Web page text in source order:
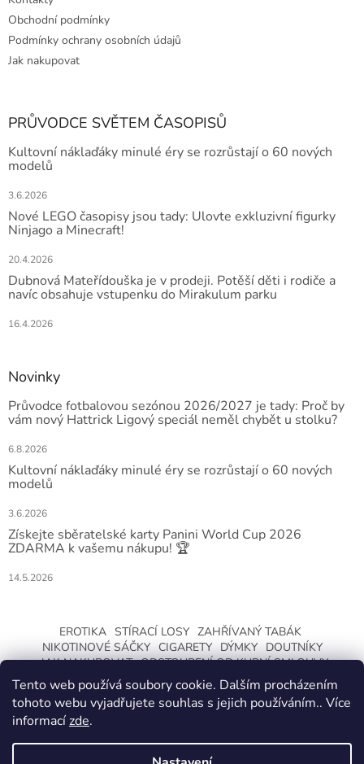
Tento web používá soubory cookie. Dalším procházením
tohoto webu vyjadřujete souhlas s jejich používáním.. Více
informacízde.
Obchodní podmínky
Podmínky ochrany osobních údajů
Jak nakupovat
PRŮVODCE SVĚTEM ČASOPISŮ
Kultovní náklaďáky minulé éry se rozrůstají o 60 nových
modelů
3.6.2026
Nové LEGO časopisy jsou tady: Ulovte exkluzivní figurky
Ninjago a Minecraft!
20.4.2026
Dubnová Mateřídouška je v prodeji. Potěší děti i rodiče a
navíc obsahuje vstupenku do Mirakulum parku
16.4.2026
Novinky
Průvodce fotbalovou sezónou 2026/2027 je tady: Proč by
vám nový Hattrick Ligový speciál neměl chybět u stolku?
6.8.2026
Kultovní náklaďáky minulé éry se rozrůstají o 60 nových
modelů
3.6.2026
Získejte sběratelské karty Panini World Cup 2026
ZDARMA k vašemu nákupu! 🏆
14.5.2026
EROTIKA STÍRACÍ LOSY ZAHŘÍVANÝ TABÁK
NIKOTINOVÉ SÁČKY CIGARETY DÝMKY
DOUTNÍKY
JAK NAKUPOVAT ODSTOUPENÍ OD KUPNÍ SMLOUVY